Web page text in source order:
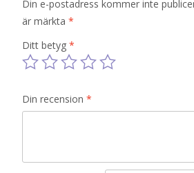
Din e-postadress kommer inte
är märkta *
Ditt betyg *
Din recension *